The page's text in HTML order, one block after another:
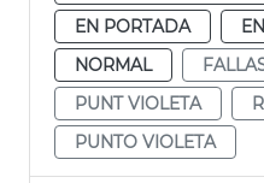
EN PORTADA
NORMAL
PUNT VIOLETA
PUNTO VIOLETA